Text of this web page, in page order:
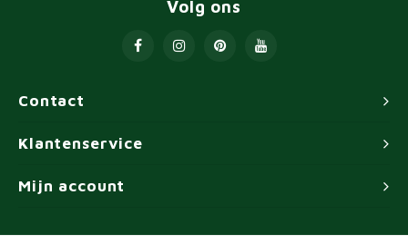
Contact
Volg ons
Klantenservice
Mijn account